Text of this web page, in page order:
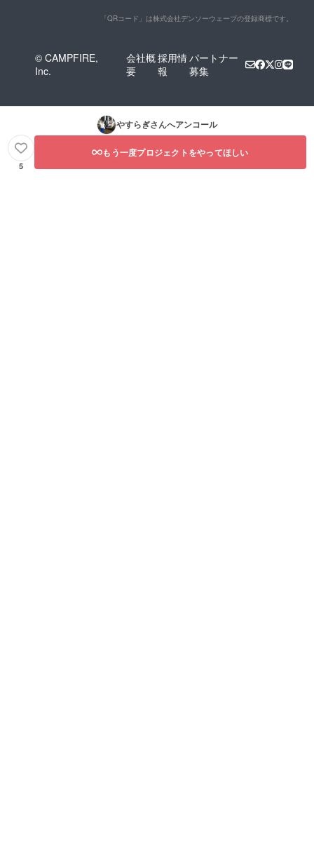
「QRコード」は株式会社デンソーウェーブの登録商標です。
© CAMPFIRE,
Inc.
会社概
要
採用情
報
パートナー
募集
やすらぎさんへアンコール
5
もう一度プロジェクトをやってほしい